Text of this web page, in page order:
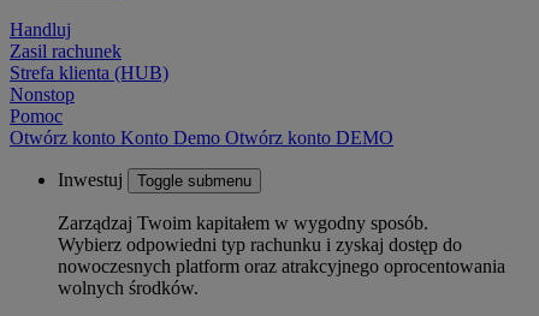
Handluj
Zasil rachunek
Strefa klienta (HUB)
Nonstop
Pomoc
Otwórz konto Konto Demo Otwórz konto DEMO
Inwestuj Toggle submenu
Zarządzaj Twoim kapitałem w wygodny sposób.
Wybierz odpowiedni typ rachunku i zyskaj dostęp do
nowoczesnych platform oraz atrakcyjnego oprocentowania
wolnych środków.